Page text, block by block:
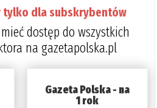
tylko dla subskrybentów
dostęp do wszystkich
na gazetapolska.pl
Gazeta Polska - na
1 rok